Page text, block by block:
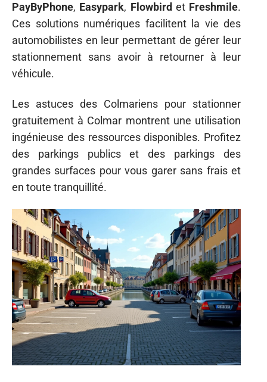
PayByPhone, Easypark, Flowbird et Freshmile.
Ces solutions numériques facilitent la vie des
automobilistes en leur permettant de gérer leur
stationnement sans avoir à retourner à leur
véhicule.
Les astuces des Colmariens pour stationner
gratuitement à Colmar montrent une utilisation
ingénieuse des ressources disponibles. Profitez
des parkings publics et des parkings des
grandes surfaces pour vous garer sans frais et
en toute tranquillité.